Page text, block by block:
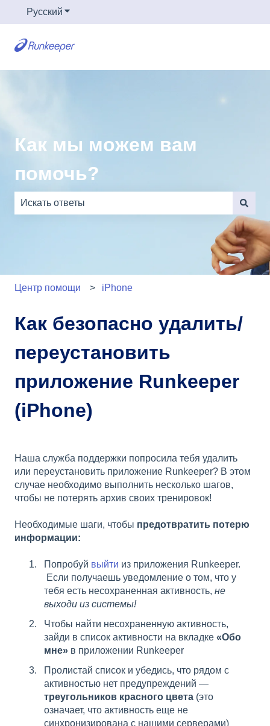
Русский Показать подменю для переводов
Как мы можем вам
помочь?
Результаты отсутствуют, так как поле поиска
Центр помощи iPhone
Как безопасно удалить/
переустановить
приложение Runkeeper
(iPhone)
Наша служба поддержки попросила тебя удалить
или переустановить приложение Runkeeper? В этом
случае необходимо выполнить несколько шагов,
чтобы не потерять архив своих тренировок!
Необходимые шаги, чтобы предотвратить потерю
информации:
Попробуй выйти из приложения Runkeeper.
Если получаешь уведомление о том, что у
тебя есть несохраненная активность, не
выходи из системы!
Чтобы найти несохраненную активность,
зайди в список активности на вкладке «Обо
мне» в приложении Runkeeper
Пролистай список и убедись, что рядом с
активностью нет предупреждений —
треугольников красного цвета (это
означает, что активность еще не
синхронизирована с нашими серверами)